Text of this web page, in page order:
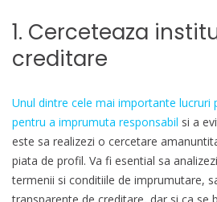
1. Cerceteaza
creditare
Unul dintre cele mai importante lucruri
pentru a imprumuta responsabil si a
este sa realizezi o cercetare
piata de profil. Va fi esential sa
termenii si conditiile de imprumutare,
transparente de creditare, dar si ca se